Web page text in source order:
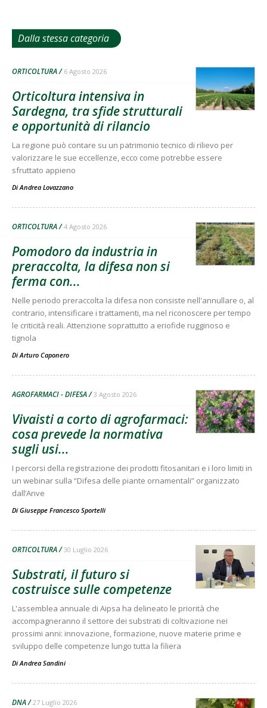
Dalla stessa categoria
ORTICOLTURA 6 Agosto 2026
Orticoltura intensiva in
Sardegna, tra sfide strutturali
e opportunità di rilancio
La regione può contare su un patrimonio tecnico di rilievo per
valorizzare le sue eccellenze, ecco come potrebbe essere
sfruttato appieno
Di Andrea Lovazzano
ORTICOLTURA 4 Agosto 2026
Pomodoro da industria in
preraccolta, la difesa non si
ferma con...
Nelle periodo preraccolta la difesa non consiste nell'annullare o, al
contrario, intensificare i trattamenti, ma nel riconoscere per tempo
le criticità reali. Attenzione soprattutto a eriofide rugginoso e
tignola
Di Arturo Caponero
AGROFARMACI - DIFESA 3 Agosto 2026
Vivaisti a corto di agrofarmaci:
cosa prevede la normativa
sugli usi...
I percorsi della registrazione dei prodotti fitosanitari e i loro limiti in
un webinar sulla “Difesa delle piante ornamentali” organizzato
dall’Anve
Di Giuseppe Francesco Sportelli
ORTICOLTURA 30 Luglio 2026
Substrati, il futuro si
costruisce sulle competenze
L'assemblea annuale di Aipsa ha delineato le priorità che
accompagneranno il settore dei substrati di coltivazione nei
prossimi anni: innovazione, formazione, nuove materie prime e
sviluppo delle competenze lungo tutta la filiera
Di Andrea Sandini -
DNA 27 Luglio 2026